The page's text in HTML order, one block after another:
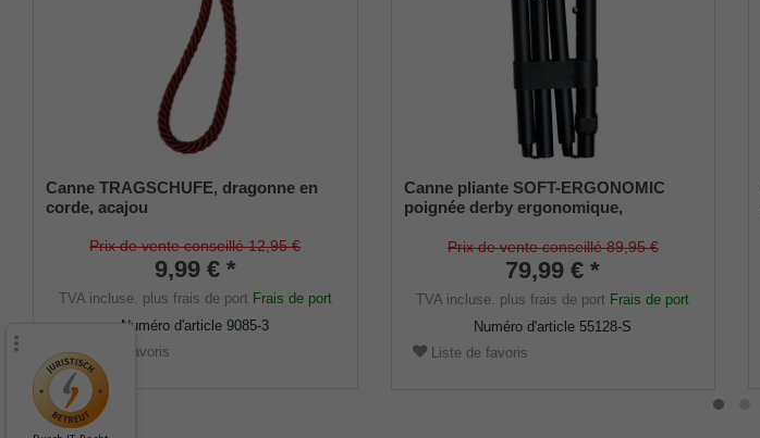
Canne TRAGSCHUFE, dragonne en
corde, acajou
Prix de vente conseillé 12,95 €
9,99 € *
TVA incluse. plus frais de port Frais de port
Numéro d'article9085-3
Liste de favoris
Canne pliante SOFT-ERGONOMIC
poignée derby ergonomique,
léger anodisé noir, réglable en hauteur,
amortisseur en caoutchouc.
Prix de vente conseillé 89,95 €
79,99 € *
TVA incluse. plus frais de port Frais de port
Numéro d'article 55128-S
Liste de favoris